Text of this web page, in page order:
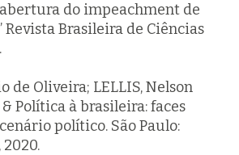
do impeachment de
Revista Brasileira de Ciências
de Oliveira; LELLIS, Nelson
Política à brasileira: faces
político. São Paulo: